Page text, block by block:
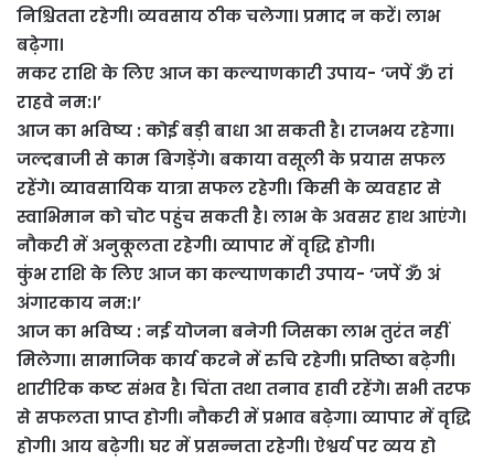
निश्चितता रहेगी। व्यवसाय ठीक चलेगा। प्रमाद न करें। लाभ
बढ़ेगा।
मकर राशि के लिए आज का कल्याणकारी उपाय- ‘जपें ॐ रां
राहवे नम:।’
आज का भविष्य : कोई बड़ी बाधा आ सकती है। राजभय रहेगा।
जल्दबाजी से काम बिगड़ेंगे। बकाया वसूली के प्रयास सफल
रहेंगे। व्यावसायिक यात्रा सफल रहेगी। किसी के व्यवहार से
स्वाभिमान को चोट पहुंच सकती है। लाभ के अवसर हाथ आएंगे।
नौकरी में अनुकूलता रहेगी। व्यापार में वृद्धि होगी।
कुंभ राशि के लिए आज का कल्याणकारी उपाय- ‘जपें ॐ अं
अंगारकाय नम:।’
आज का भविष्य : नई योजना बनेगी जिसका लाभ तुरंत नहीं
मिलेगा। सामाजिक कार्य करने में रुचि रहेगी। प्रतिष्ठा बढ़ेगी।
शारीरिक कष्ट संभव है। चिंता तथा तनाव हावी रहेंगे। सभी तरफ
से सफलता प्राप्त होगी। नौकरी में प्रभाव बढ़ेगा। व्यापार में वृद्धि
होगी। आय बढ़ेगी। घर में प्रसन्नता रहेगी। ऐश्वर्य पर व्यय हो